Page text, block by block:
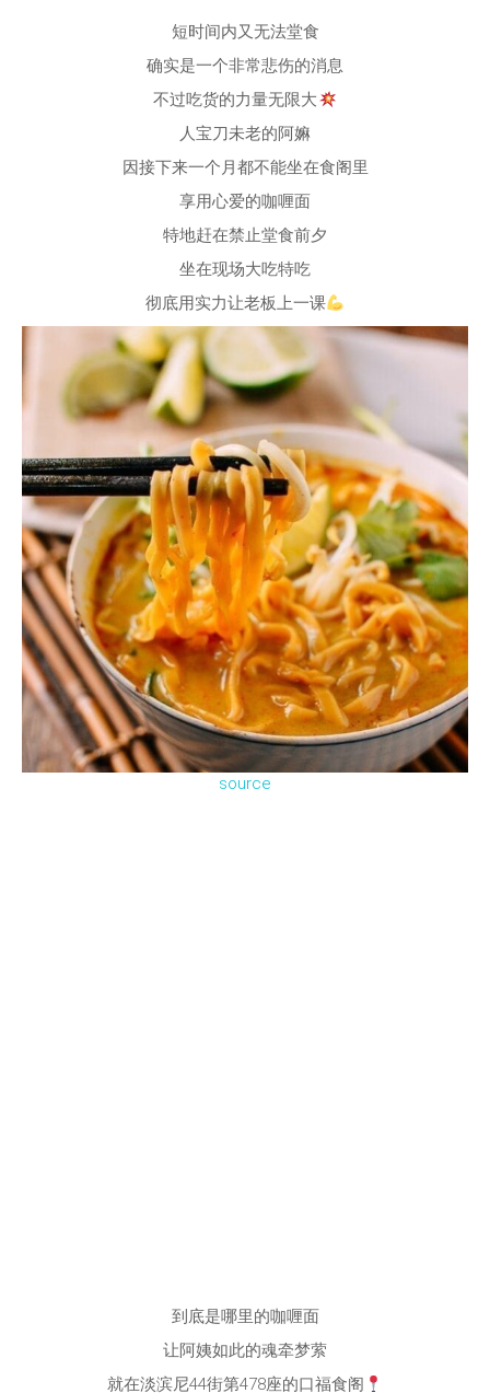
短时间内又无法堂食
确实是一个非常悲伤的消息
不过吃货的力量无限大
人宝刀未老的阿嫲
因接下来一个月都不能坐在食阁里
享用心爱的咖喱面
特地赶在禁止堂食前夕
坐在现场大吃特吃
彻底用实力让老板上一课
source
到底是哪里的咖喱面
让阿姨如此的魂牵梦萦
就在淡滨尼44街第478座的口福食阁